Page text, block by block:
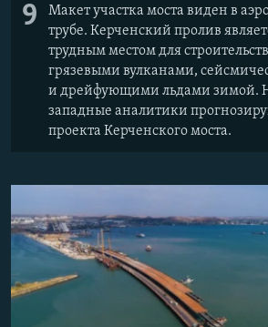
9
Макет участка моста виден в
трубе. Керченский пролив
трудным местом для
грязевыми вулканами,
и дрейфующими льдами зимой.
западные аналитики
проекта Керченского моста.